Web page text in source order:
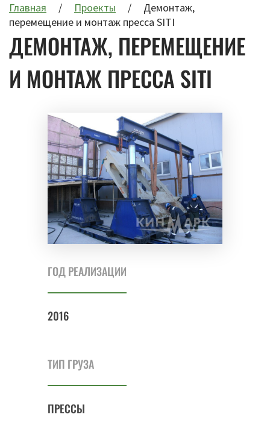
Главная Проекты
Демонтаж,
перемещение и монтаж пресса SITI
ДЕМОНТАЖ, ПЕРЕМЕЩЕНИЕ
И МОНТАЖ ПРЕССА SITI
ГОД РЕАЛИЗАЦИИ
2016
ТИП ГРУЗА
ПРЕССЫ